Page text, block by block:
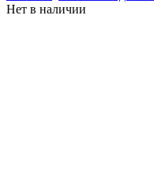
Нет в наличии